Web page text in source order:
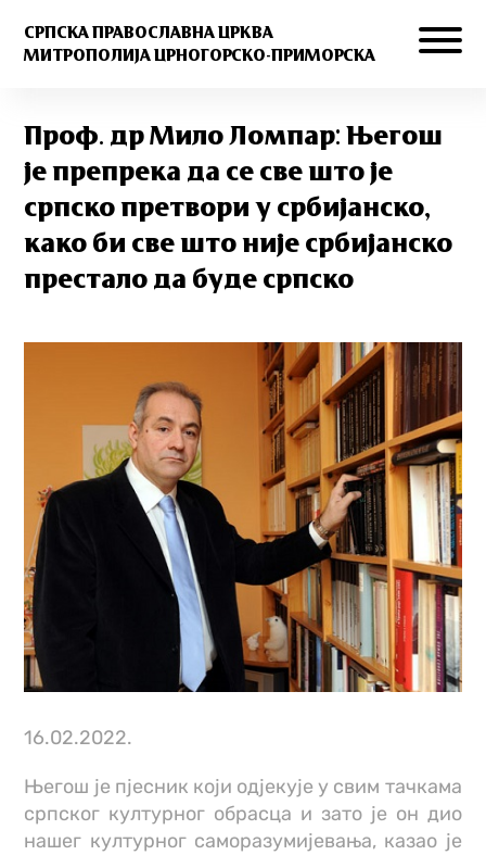
СРПСКА ПРАВОСЛАВНА ЦРКВА
МИТРОПОЛИЈА ЦРНОГОРСКО-ПРИМОРСКА
Проф. др Мило Ломпар: Његош
је препрека да се све што је
српско претвори у србијанско,
како би све што није србијанско
престало да буде српско
16.02.2022.
Његош је пјесник који одјекује у свим тачкама
српског културног обрасца и зато је он дио
нашег културног саморазумијевања, казао је